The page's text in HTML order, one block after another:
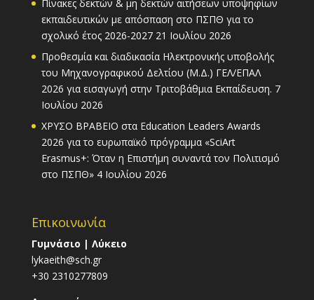
Πίνακες δεκτών & μη δεκτών αιτήσεων υποψηφίων
εκπαιδευτικών με απόσπαση στο ΠΣΠΘ για το
σχολικό έτος 2026-2027 21 Ιουλίου 2026
Προθεσμία και διαδικασία Ηλεκτρονικής υποβολής
του Μηχανογραφικού Δελτίου (Μ.Δ.) ΓΕΛ/ΕΠΑΛ
2026 για εισαγωγή στην Τριτοβάθμια Εκπαίδευση. 7
Ιουλίου 2026
ΧΡΥΣΟ ΒΡΑΒΕΙΟ στα Education Leaders Awards
2026 για το ευρωπαϊκό πρόγραμμα «SciArt
Erasmus+: Όταν η Επιστήμη συναντά τον Πολιτισμό
στο ΠΣΠΘ» 4 Ιουλίου 2026
Επικοινωνία
Γυμνάσιο | Λύκειο
lykaeith@sch.gr
+30 2310277809